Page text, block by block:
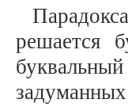
решается